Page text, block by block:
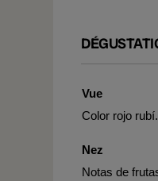
Vue
Color rojo rubí.
Nez
Notas de